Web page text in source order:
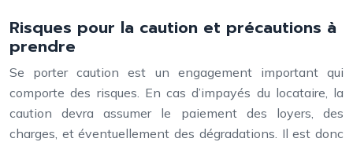
Risques pour la caution et précautions à
prendre
Se porter caution est un engagement important qui
comporte des risques. En cas d’impayés du locataire, la
caution devra assumer le paiement des loyers, des
charges, et éventuellement des dégradations. Il est donc